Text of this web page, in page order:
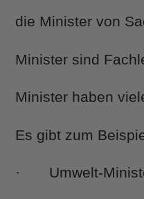
die Minister von
Minister sind
Minister haben
Es gibt zum
· Umwelt-